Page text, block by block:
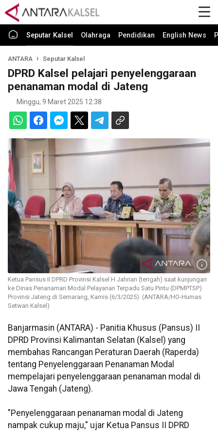
Seputar Kalsel Olahraga Pendidikan English News
ANTARA Seputar Kalsel
DPRD Kalsel pelajari penyelenggaraan
penanaman modal di Jateng
Minggu, 9 Maret 2025 12:38
Ketua Pansus II DPRD Provinsi Kalsel H Jahrian (tengah) saat kunjungan
ke Dinas Penanaman Modal Pelayanan Terpadu Satu Pintu (DPMPTSP)
Provinsi Jateng di Semarang, Kamis (6/3/2025). (ANTARA/HO-Humas
Setwan Kalsel)
Banjarmasin (ANTARA) - Panitia Khusus (Pansus) II
DPRD Provinsi Kalimantan Selatan (Kalsel) yang
membahas Rancangan Peraturan Daerah (Raperda)
tentang Penyelenggaraan Penanaman Modal
mempelajari penyelenggaraan penanaman modal di
Jawa Tengah (Jateng).
"Penyelenggaraan penanaman modal di Jateng
nampak cukup maju," ujar Ketua Pansus II DPRD